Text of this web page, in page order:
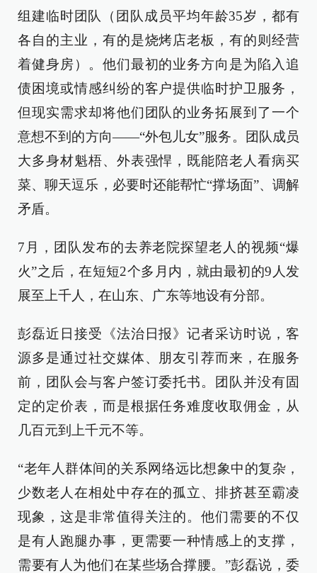
组建临时团队（团队成员平均年龄35岁，都有
各自的主业，有的是烧烤店老板，有的则经营
着健身房）。他们最初的业务方向是为陷入追
债困境或情感纠纷的客户提供临时护卫服务，
但现实需求却将他们团队的业务拓展到了一个
意想不到的方向——“外包儿女”服务。团队成员
大多身材魁梧、外表强悍，既能陪老人看病买
菜、聊天逗乐，必要时还能帮忙“撑场面”、调解
矛盾。
7月，团队发布的去养老院探望老人的视频“爆
火”之后，在短短2个多月内，就由最初的9人发
展至上千人，在山东、广东等地设有分部。
彭磊近日接受《法治日报》记者采访时说，客
源多是通过社交媒体、朋友引荐而来，在服务
前，团队会与客户签订委托书。团队并没有固
定的定价表，而是根据任务难度收取佣金，从
几百元到上千元不等。
“老年人群体间的关系网络远比想象中的复杂，
少数老人在相处中存在的孤立、排挤甚至霸凌
现象，这是非常值得关注的。他们需要的不仅
是有人跑腿办事，更需要一种情感上的支撑，
需要有人为他们在某些场合撑腰。”彭磊说，委